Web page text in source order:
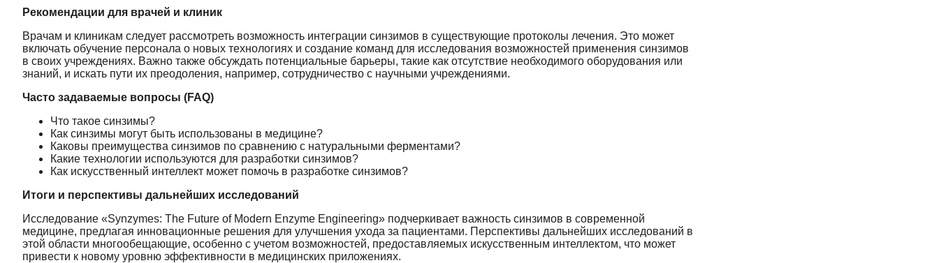
Рекомендации для врачей и клиник
Врачам и клиникам следует рассмотреть возможность интеграции синзимов в существующие протоколы лечения. Это может
включать обучение персонала о новых технологиях и создание команд для исследования возможностей применения синзимов
в своих учреждениях. Важно также обсуждать потенциальные барьеры, такие как отсутствие необходимого оборудования или
знаний, и искать пути их преодоления, например, сотрудничество с научными учреждениями.
Часто задаваемые вопросы (FAQ)
Что такое синзимы?
Как синзимы могут быть использованы в медицине?
Каковы преимущества синзимов по сравнению с натуральными ферментами?
Какие технологии используются для разработки синзимов?
Как искусственный интеллект может помочь в разработке синзимов?
Итоги и перспективы дальнейших исследований
Исследование «Synzymes: The Future of Modern Enzyme Engineering» подчеркивает важность синзимов в современной
медицине, предлагая инновационные решения для улучшения ухода за пациентами. Перспективы дальнейших исследований в
этой области многообещающие, особенно с учетом возможностей, предоставляемых искусственным интеллектом, что может
привести к новому уровню эффективности в медицинских приложениях.